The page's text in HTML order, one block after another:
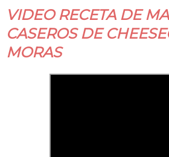
VIDEO RECETA DE
CASEROS DE
MORAS